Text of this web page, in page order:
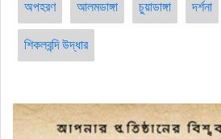
অপহরণ আলমডাঙ্গা চুয়াডাঙ্গা দর্শনা
শিকলবন্দি উদ্ধার